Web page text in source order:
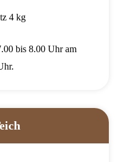
4 kg
bis 8.00 Uhr am